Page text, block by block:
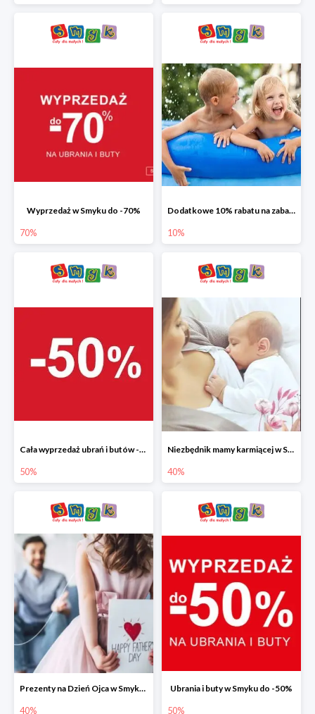
Wyprzedaż w Smyku do -70%
70%
Dodatkowe 10% rabatu na zabawki ogrodowe i baseny
10%
Cała wyprzedaż ubrań i butów -50%
50%
Niezbędnik mamy karmiącej w Smyku do -40%
40%
Prezenty na Dzień Ojca w Smyku do -40%
40%
Ubrania i buty w Smyku do -50%
50%